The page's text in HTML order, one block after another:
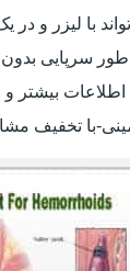
با لیزر و
طور سرپایی
بیشتر و
با تخفیف